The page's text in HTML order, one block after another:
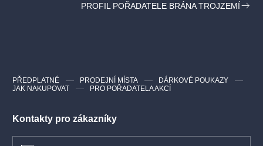
PROFIL POŘADATELE BRÁNA TROJZEMÍ
Kontakty pro zákazníky
PŘEDPLATNÉ PRODEJNÍ MÍSTA
DÁRKOVÉ POUKAZY
JAK NAKUPOVAT
PRO POŘADATELA AKCÍ